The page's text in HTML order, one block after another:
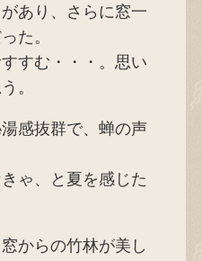
あり、さらに窓一
た。
すむ・・・。思い
。
感抜群で、蝉の声
ゃ、と夏を感じた
からの竹林が美し